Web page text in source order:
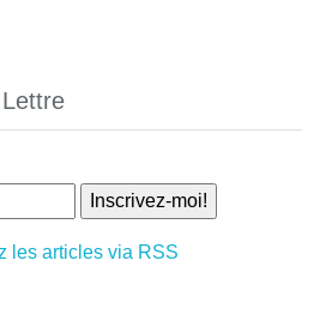
les articles via RSS